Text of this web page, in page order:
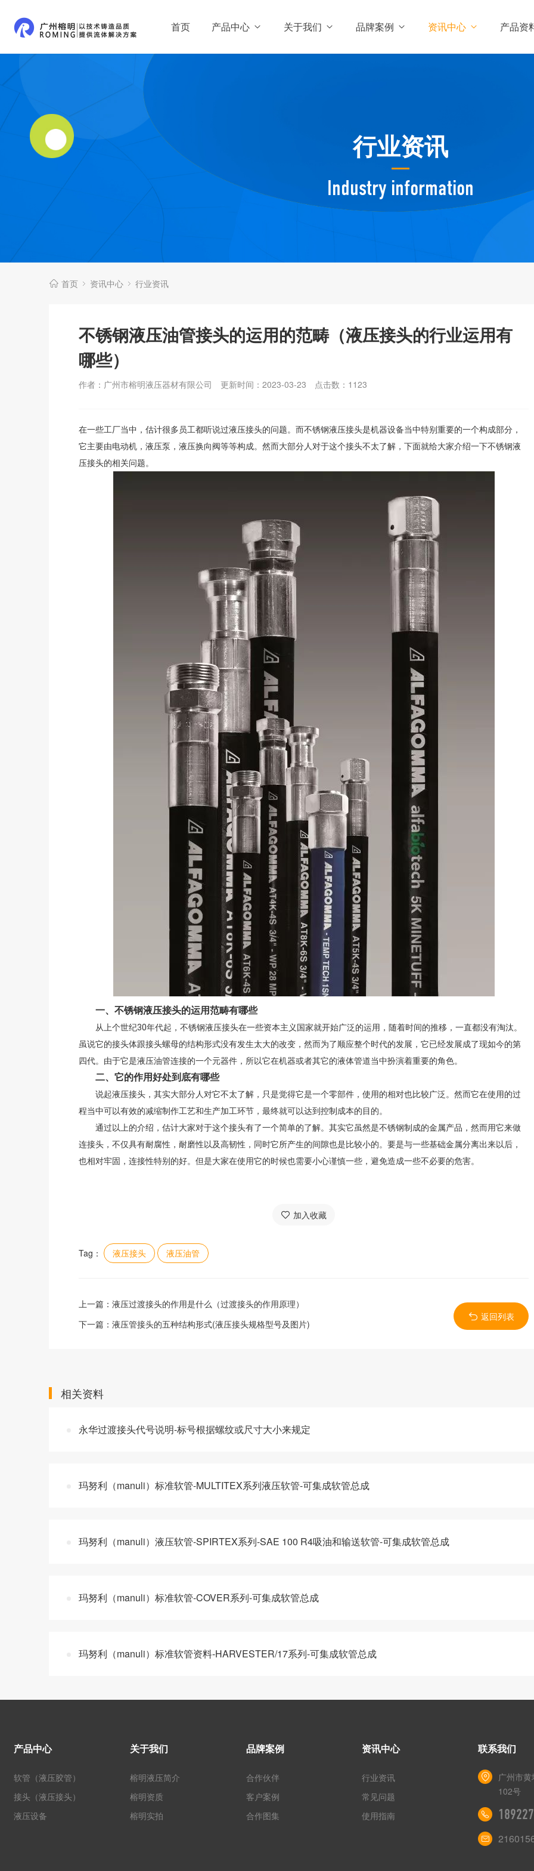
首页 产品中心 关于我们 品牌案例 资讯中心 产品资
行业资讯
Industry information
首页 资讯中心 行业资讯
不锈钢液压油管接头的运用的范畴（液压接头的行业运用有
哪些）
作者：广州市榕明液压器材有限公司 更新时间：2023-03-23 点击数： 1123
在一些工厂当中，估计很多员工都听说过液压接头的问题。而不锈钢液压接头是机器设备当中特别重要的一个构成部分，
它主要由电动机，液压泵，液压换向阀等等构成。然而大部分人对于这个接头不太了解，下面就给大家介绍一下不锈钢液
压接头的相关问题。
一、不锈钢液压接头的运用范畴有哪些
从上个世纪30年代起，不锈钢液压接头在一些资本主义国家就开始广泛的运用，随着时间的推移，一直都没有淘汰。
虽说它的接头体跟接头螺母的结构形式没有发生太大的改变，然而为了顺应整个时代的发展，它已经发展成了现如今的第
四代。由于它是液压油管连接的一个元器件，所以它在机器或者其它的液体管道当中扮演着重要的角色。
二、它的作用好处到底有哪些
说起液压接头，其实大部分人对它不太了解，只是觉得它是一个零部件，使用的相对也比较广泛。然而它在使用的过
程当中可以有效的减缩制作工艺和生产加工环节，最终就可以达到控制成本的目的。
通过以上的介绍，估计大家对于这个接头有了一个简单的了解。其实它虽然是不锈钢制成的金属产品，然而用它来做
连接头，不仅具有耐腐性，耐磨性以及高韧性，同时它所产生的间隙也是比较小的。要是与一些基础金属分离出来以后，
也相对牢固，连接性特别的好。但是大家在使用它的时候也需要小心谨慎一些，避免造成一些不必要的危害。
加入收藏
Tag： 液压接头 液压油管
上一篇： 液压过渡接头的作用是什么（过渡接头的作用原理）
下一篇： 液压管接头的五种结构形式(液压接头规格型号及图片)
返回列表
相关资料
永华过渡接头代号说明-标号根据螺纹或尺寸大小来规定
玛努利（manuli）标准软管-MULTITEX系列液压软管-可集成软管总成
玛努利（manuli）液压软管-SPIRTEX系列-SAE 100 R4吸油和输送软管-可集成软管总成
玛努利（manuli）标准软管-COVER系列-可集成软管总成
玛努利（manuli）标准软管资料-HARVESTER/17系列-可集成软管总成
产品中心
软管（液压胶管）
接头（液压接头）
液压设备
关于我们
榕明液压简介
榕明资质
榕明实拍
品牌案例
合作伙伴
客户案例
合作图集
资讯中心
行业资讯
常见问题
使用指南
联系我们
广州市
102号